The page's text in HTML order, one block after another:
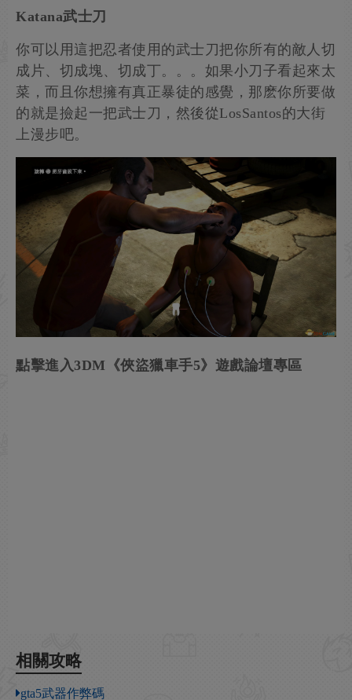
Katana武士刀
你可以用這把忍者使用的武士刀把你所有的敵人切
成片、切成塊、切成丁。。。如果小刀子看起來太
菜，而且你想擁有真正暴徒的感覺，那麽你所要做
的就是撿起一把武士刀，然後從LosSantos的大街
上漫步吧。
點擊進入3DM《俠盜獵車手5》遊戲論壇專區
相關攻略
gta5武器作弊碼